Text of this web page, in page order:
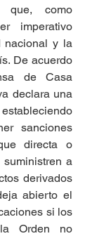
que, como
imperativo
nacional y la
De acuerdo
de Casa
declara una
sanciones
directa o
a
derivados
abierto el
si los
Orden no